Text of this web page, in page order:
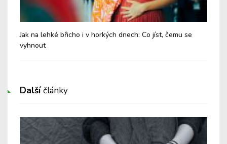
Jak na lehké břicho i v horkých dnech: Co jíst, čemu se
vyhnout
Dalšíčlánky